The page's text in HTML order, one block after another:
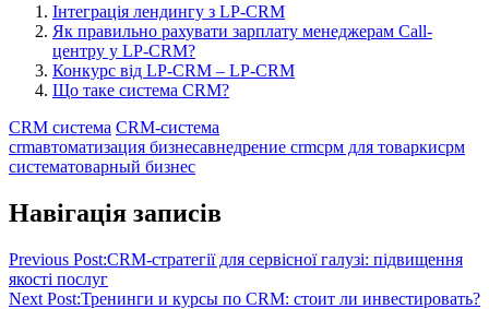
Інтеграція лендингу з LP-CRM
Як правильно рахувати зарплату менеджерам Call-
центру у LP-CRM?
Конкурс від LP-CRM – LP-CRM
Що таке система CRM?
CRM система CRM-система
crmавтоматизация бизнесавнедрение crmсрм для товаркисрм
систематоварный бизнес
Навігація записів
Previous Post:CRM-стратегії для сервісної галузі: підвищення
якості послуг
Next Post:Тренинги и курсы по CRM: стоит ли инвестировать?